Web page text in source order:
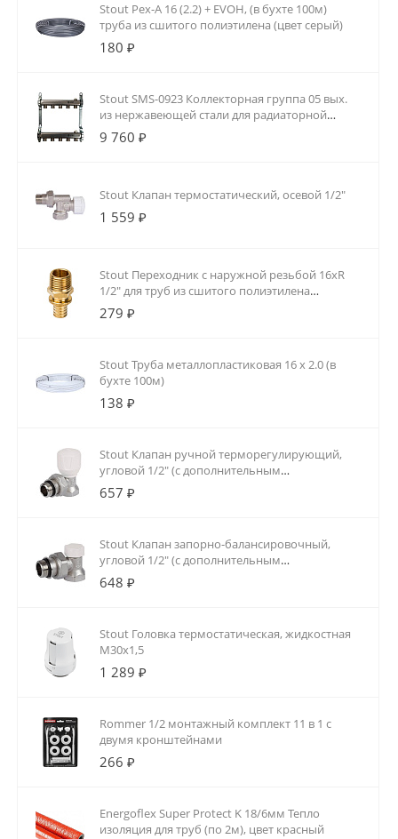
Stout Pex-A 16 (2.2) + EVOH, (в бухте 100м)
труба из сшитого полиэтилена (цвет серый)
180 ₽
Stout SMS-0923 Коллекторная группа 05 вых.
из нержавеющей стали для радиаторной
разводки
9 760 ₽
Stout Клапан термостатический, осевой 1/2"
1 559 ₽
Stout Переходник с наружной резьбой 16xR
1/2" для труб из сшитого полиэтилена
аксиальный
279 ₽
Stout Труба металлопластиковая 16 х 2.0 (в
бухте 100м)
138 ₽
Stout Клапан ручной терморегулирующий,
угловой 1/2" (с дополнительным
уплотнением)
657 ₽
Stout Клапан запорно-балансировочный,
угловой 1/2" (с дополнительным
уплотнением)
648 ₽
Stout Головка термостатическая, жидкостная
M30x1,5
1 289 ₽
Rommer 1/2 монтажный комплект 11 в 1 с
двумя кронштейнами
266 ₽
Energoflex Super Protect K 18/6мм Тепло
изоляция для труб (по 2м), цвет красный